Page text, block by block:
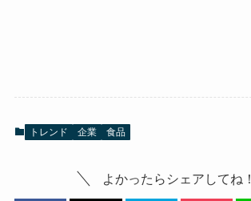
トレンド 企業 食品
よかったらシェアしてね！